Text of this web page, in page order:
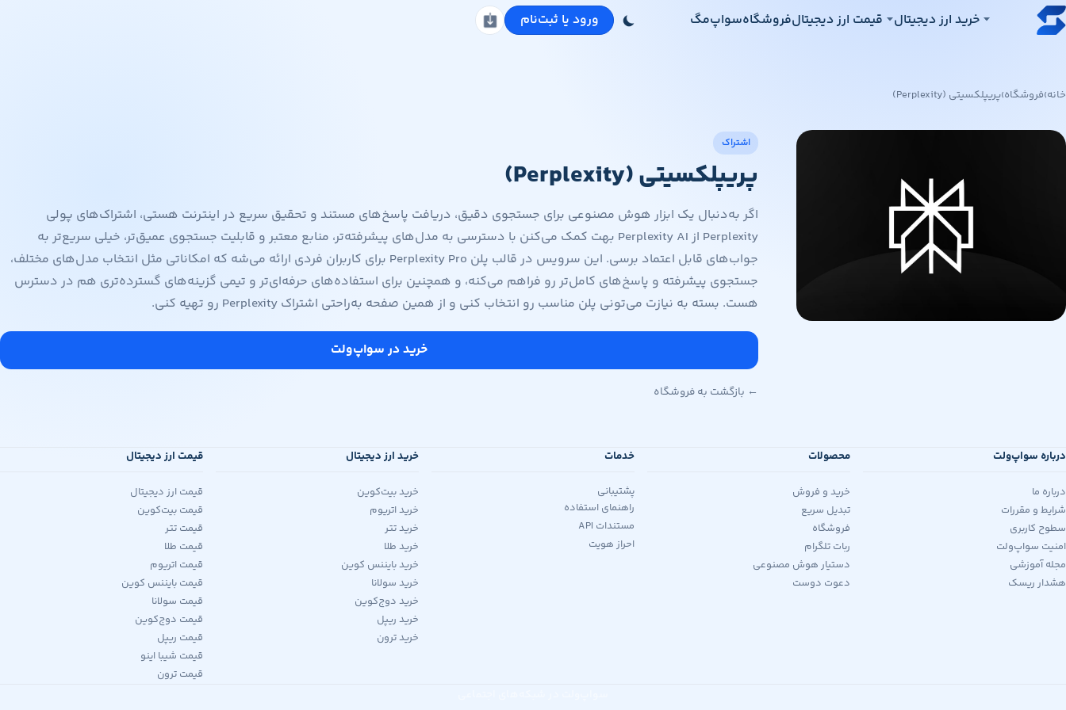
پرش به محتوای اصلیخرید ارز دیجیتال قیمت ارز دیجیتالفروشگاهسواپ‌مگ ورود یا ثبت‌نام
دانلود اپلیکیشن
خانه›فروشگاه›پریپلکسیتی (Perplexity)
اشتراک
پریپلکسیتی (Perplexity)
اگر به‌دنبال یک ابزار هوش مصنوعی برای جستجوی دقیق، دریافت پاسخ‌های مستند و تحقیق سریع در اینترنت هستی، اشتراک‌های پولی
Perplexity از Perplexity AI بهت کمک می‌کنن با دسترسی به مدل‌های پیشرفته‌تر، منابع معتبر و قابلیت جستجوی عمیق‌تر، خیلی سریع‌تر به
جواب‌های قابل اعتماد برسی. این سرویس در قالب پلن Perplexity Pro برای کاربران فردی ارائه می‌شه که امکاناتی مثل انتخاب مدل‌های مختلف،
جستجوی پیشرفته و پاسخ‌های کامل‌تر رو فراهم می‌کنه، و همچنین برای استفاده‌های حرفه‌ای‌تر و تیمی گزینه‌های گسترده‌تری هم در دسترس
هست. بسته به نیازت می‌تونی پلن مناسب رو انتخاب کنی و از همین صفحه به‌راحتی اشتراک Perplexity رو تهیه کنی.
خرید در سواپ‌ولت
← بازگشت به فروشگاه
درباره سواپ‌ولت
درباره ما
شرایط و مقررات
سطوح کاربری
امنیت سواپ‌ولت
مجله آموزشی
هشدار ریسک
محصولات
خرید و فروش
تبدیل سریع
فروشگاه
ربات تلگرام
دستیار هوش مصنوعی
دعوت دوست
خدمات
پشتیبانی
راهنمای استفاده
مستندات API
احراز هویت
خرید ارز دیجیتال
خرید بیت‌کوین
خرید اتریوم
خرید تتر
خرید طلا
خرید بایننس کوین
خرید سولانا
خرید دوج‌کوین
خرید ریپل
خرید ترون
قیمت ارز دیجیتال
قیمت ارز دیجیتال
قیمت بیت‌کوین
قیمت تتر
قیمت طلا
قیمت اتریوم
قیمت بایننس کوین
قیمت سولانا
قیمت دوج‌کوین
قیمت ریپل
قیمت شیبا اینو
قیمت ترون